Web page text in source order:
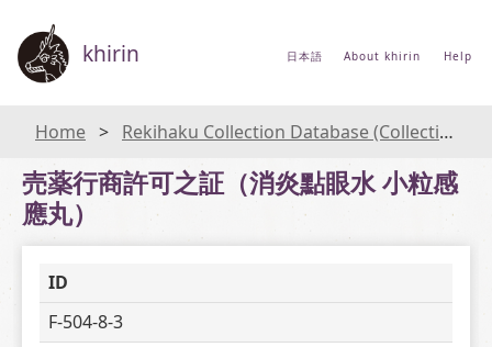
khirin 日本語 About khirin Help
Home Rekihaku Collection Database (Collections Database of the National Museum of Japanese History)
売薬行商許可之証（消炎點眼水 小粒感
應丸）
ID
F-504-8-3